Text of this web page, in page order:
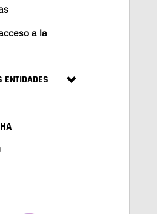
a la
ENTIDADES